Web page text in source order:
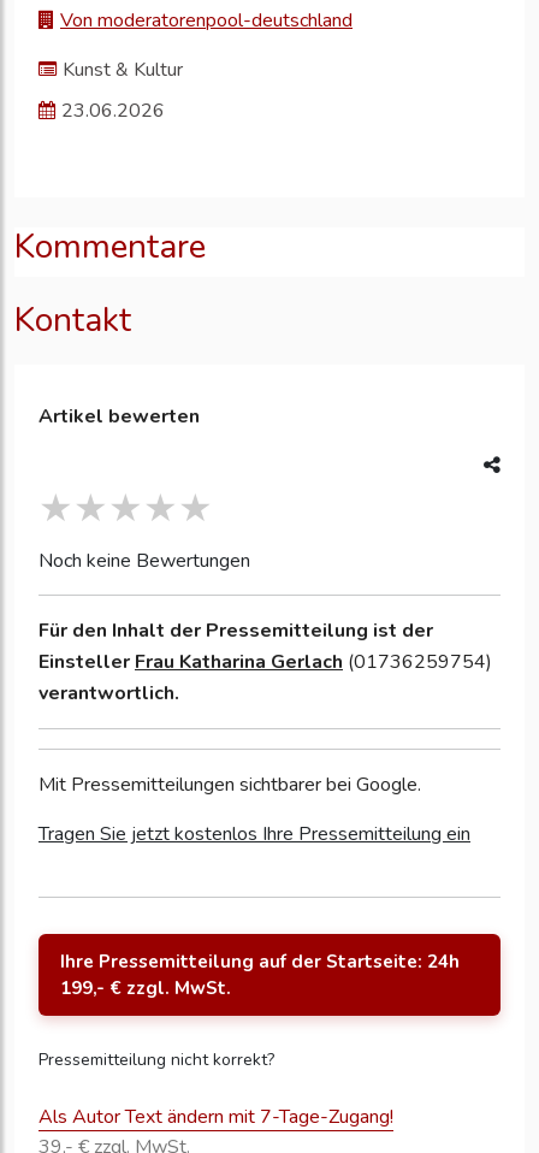
Von moderatorenpool-deutschland
Kunst & Kultur
23.06.2026
Kommentare
Kontakt
Artikel bewerten
Noch keine Bewertungen
Für den Inhalt der Pressemitteilung ist der
Einsteller Frau Katharina Gerlach (01736259754)
verantwortlich.
Mit Pressemitteilungen sichtbarer bei Google.
Tragen Sie jetzt kostenlos Ihre Pressemitteilung ein
Ihre Pressemitteilung auf der Startseite: 24h
199,- € zzgl. MwSt.
Pressemitteilung nicht korrekt?
Als Autor Text ändern mit 7-Tage-Zugang!
39,- € zzgl. MwSt.